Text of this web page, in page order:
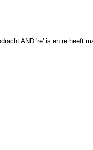
AND 're' is en re heeft